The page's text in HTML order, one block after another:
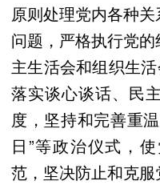
原则处理党内各种
问题，严格执行党
主生活会和组织生活
落实谈心谈话、民
度，坚持和完善重
日”等政治仪式，
范，坚决防止和克